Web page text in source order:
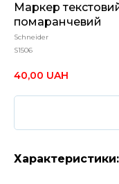
Маркер
помаранчевий
Schneider
S1506
40,00 UAH
Характеристики: